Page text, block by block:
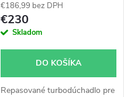
€186,99 bez DPH
€230
Skladom
DO KOŠÍKA
Repasované turbodúchadlo pre